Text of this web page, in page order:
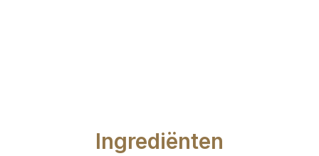
Ingrediënten